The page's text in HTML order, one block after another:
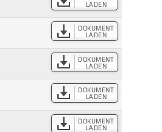
LADEN
DOKUMENT
LADEN
DOKUMENT
LADEN
DOKUMENT
LADEN
DOKUMENT
LADEN